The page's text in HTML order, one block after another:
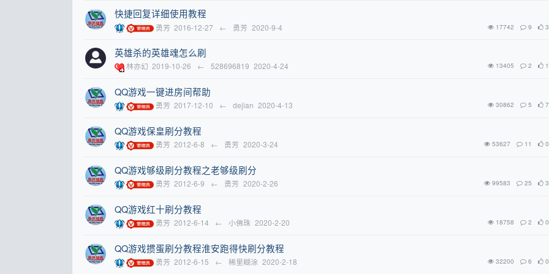
快捷回复详细使用教程
勇芳 2016-12-27 ← 勇芳 2020-9-4 17742 9 3
英雄杀的英雄魂怎么刷
林亦幻 2019-10-26 ← 528696819 2020-4-24 13405 2 1
QQ游戏一键进房间帮助
勇芳 2017-12-10 ← dejian 2020-4-13 30862 5 7
QQ游戏保皇刷分教程
勇芳 2012-6-8 ← 勇芳 2020-3-24 53627 11 0
QQ游戏够级刷分教程之老够级刷分
勇芳 2012-6-9 ← 勇芳 2020-2-26 99583 25 3
QQ游戏红十刷分教程
勇芳 2012-6-14 ← 小佛珠 2020-2-20 18758 2 0
QQ游戏掼蛋刷分教程淮安跑得快刷分教程
勇芳 2012-6-15 ← 稀里糊涂 2020-2-18 32200 6 0